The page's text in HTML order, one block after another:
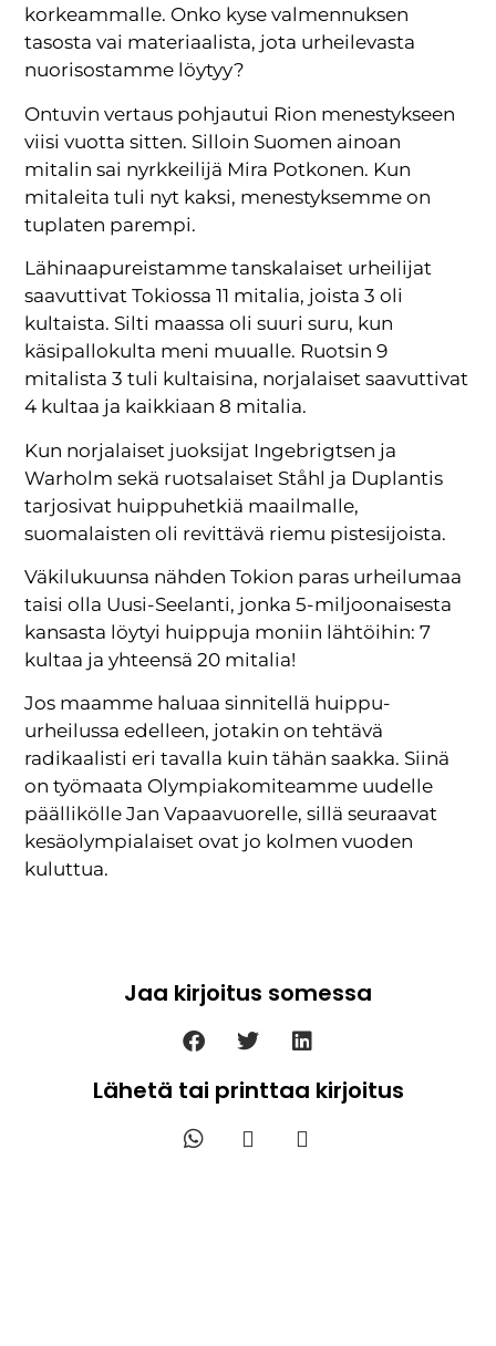
korkeammalle. Onko kyse valmennuksen
tasosta vai materiaalista, jota urheilevasta
nuorisostamme löytyy?
Ontuvin vertaus pohjautui Rion menestykseen
viisi vuotta sitten. Silloin Suomen ainoan
mitalin sai nyrkkeilijä Mira Potkonen. Kun
mitaleita tuli nyt kaksi, menestyksemme on
tuplaten parempi.
Lähinaapureistamme tanskalaiset urheilijat
saavuttivat Tokiossa 11 mitalia, joista 3 oli
kultaista. Silti maassa oli suuri suru, kun
käsipallokulta meni muualle. Ruotsin 9
mitalista 3 tuli kultaisina, norjalaiset saavuttivat
4 kultaa ja kaikkiaan 8 mitalia.
Kun norjalaiset juoksijat Ingebrigtsen ja
Warholm sekä ruotsalaiset Ståhl ja Duplantis
tarjosivat huippuhetkiä maailmalle,
suomalaisten oli revittävä riemu pistesijoista.
Väkilukuunsa nähden Tokion paras urheilumaa
taisi olla Uusi-Seelanti, jonka 5-miljoonaisesta
kansasta löytyi huippuja moniin lähtöihin: 7
kultaa ja yhteensä 20 mitalia!
Jos maamme haluaa sinnitellä huippu-
urheilussa edelleen, jotakin on tehtävä
radikaalisti eri tavalla kuin tähän saakka. Siinä
on työmaata Olympiakomiteamme uudelle
päällikölle Jan Vapaavuorelle, sillä seuraavat
kesäolympialaiset ovat jo kolmen vuoden
kuluttua.
Jaa kirjoitus somessa
Lähetä tai printtaa kirjoitus